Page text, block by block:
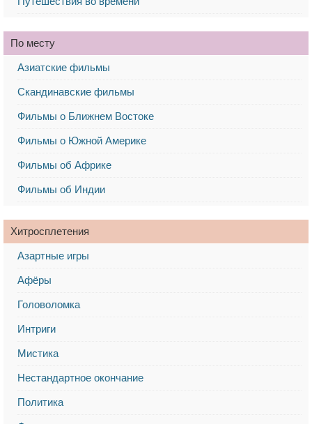
По месту
Азиатские фильмы
Скандинавские фильмы
Фильмы о Ближнем Востоке
Фильмы о Южной Америке
Фильмы об Африке
Фильмы об Индии
Хитросплетения
Азартные игры
Афёры
Головоломка
Интриги
Мистика
Нестандартное окончание
Политика